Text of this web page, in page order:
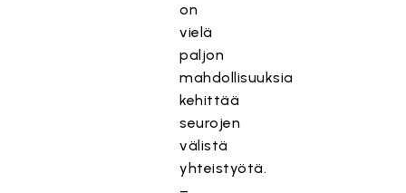
on
vielä
paljon
mahdollisuuksia
kehittää
seurojen
välistä
yhteistyötä.